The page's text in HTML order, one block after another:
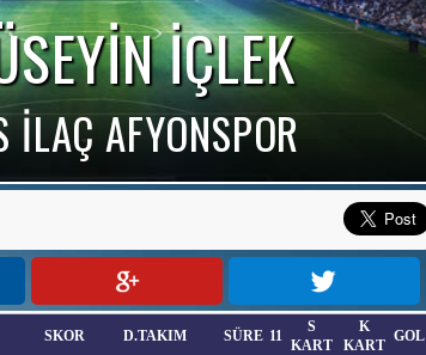
İÇLEK
İLAÇ AFYONSPOR
SKOR D.TAKIM SÜRE 11
S
KART
K
KART
GOL